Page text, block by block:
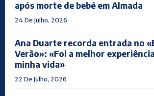
após morte de bebé em Almada
24 De Julho, 2026
Ana Duarte recorda entrada no
Verão»: «Foi a melhor
minha vida»
22 De Julho, 2026